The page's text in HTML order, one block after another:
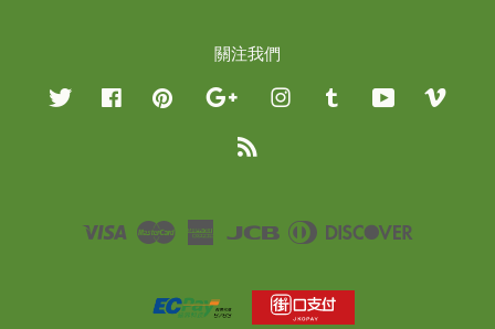
關注我們
Twitter Facebook Pinterest Google InstagramTumblr YouTube
Visa Master
American
JCB
Diners